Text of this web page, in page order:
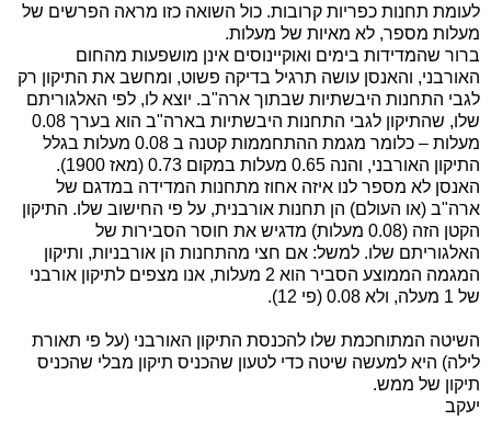
לעומת תחנות כפריות קרובות. כול השואה כזו מראה הפרשים של
מעלות מספר, לא מאיות של מעלות.
ברור שהמדידות בימים ואוקיינוסים אינן מושפעות מהחום
האורבני, והאנסן עושה תרגיל בדיקה פשוט, ומחשב את התיקון רק
לגבי התחנות היבשתיות שבתוך ארה"ב. יוצא לו, לפי האלגוריתם
שלו, שהתיקון לגבי התחנות היבשתיות בארה"ב הוא בערך 0.08
מעלות – כלומר מגמת ההתחממות קטנה ב 0.08 מעלות בגלל
התיקון האורבני, והנה 0.65 מעלות במקום 0.73 (מאז 1900).
האנסן לא מספר לנו איזה אחוז מתחנות המדידה במדגם של
ארה"ב (או העולם) הן תחנות אורבנית, על פי החישוב שלו. התיקון
הקטן הזה (0.08 מעלות) מדגיש את חוסר הסבירות של
האלגוריתם שלו. למשל: אם חצי מהתחנות הן אורבניות, ותיקון
המגמה הממוצע הסביר הוא 2 מעלות, אנו מצפים לתיקון אורבני
של 1 מעלה, ולא 0.08 (פי 12).
השיטה המתוחכמת שלו להכנסת התיקון האורבני (על פי תאורת
לילה) היא למעשה שיטה כדי לטעון שהכניס תיקון מבלי שהכניס
תיקון של ממש.
יעקב